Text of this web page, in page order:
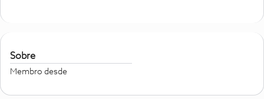
Sobre
Membro desde